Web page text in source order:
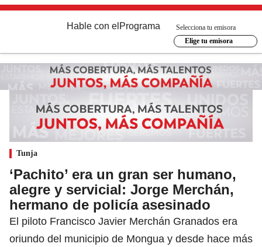
Hable con el Programa
Selecciona tu emisora
Elige tu emisora
Tunja
‘Pachito’ era un gran ser humano,
alegre y servicial: Jorge Merchán,
hermano de policía asesinado
El piloto Francisco Javier Merchán Granados era
oriundo del municipio de Mongua y desde hace más